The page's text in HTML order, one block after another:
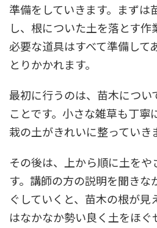
準備をしていきます。まずは
し、根についた土を落とす作
必要な道具はすべて準備して
とりかかれます。
最初に行うのは、苗木につい
ことです。小さな雑草も丁寧
栽の土がきれいに整っていき
その後は、上から順に土をや
す。講師の方の説明を聞きな
ぐしていくと、苗木の根が見
はなかなか勢い良く土をほぐ